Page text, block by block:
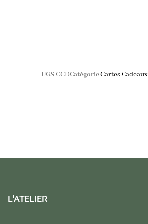
UGSCCDCatégorieCartes Cadeaux
L'ATELIER